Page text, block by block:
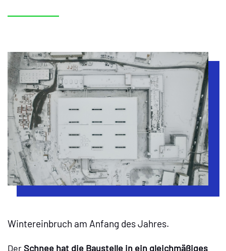
Wintereinbruch am Anfang des Jahres.
Der Schnee hat die Baustelle in ein gleichmäßiges